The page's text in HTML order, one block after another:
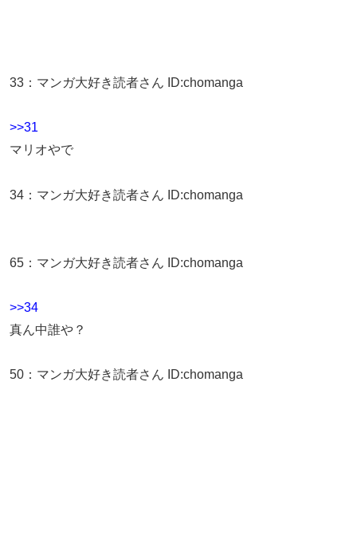
33 ： マンガ大好き読者さん ID:chomanga
>>31
マリオやで
34 ： マンガ大好き読者さん ID:chomanga
65 ： マンガ大好き読者さん ID:chomanga
>>34
真ん中誰や？
50 ： マンガ大好き読者さん ID:chomanga